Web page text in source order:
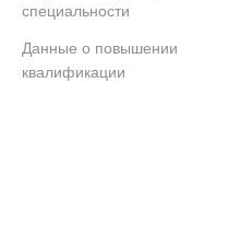
специальности
Данные о повышении
квалификации